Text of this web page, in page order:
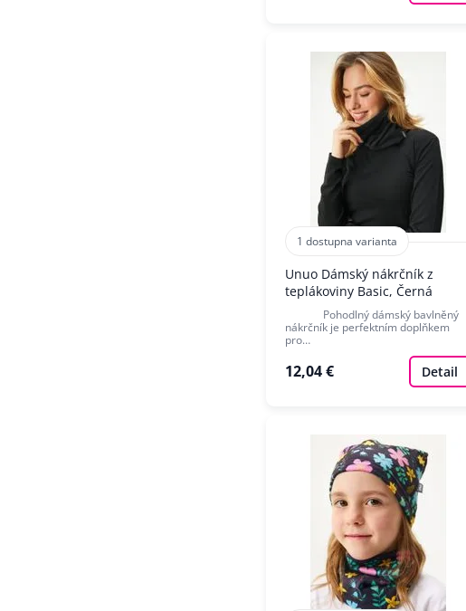
1 dostupna varianta
Unuo Dámský nákrčník z
teplákoviny Basic, Černá
Pohodlný dámský bavlněný
nákrčník je perfektním doplňkem
pro…
12,04 € Detail